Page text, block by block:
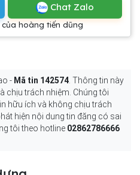
Chat Zalo
hoàng tiến dũng
- Mã tin 142574 . Thông tin này
chịu trách nhiệm. Chúng tôi
hữu ích và không chịu trách
hiện nội dung tin đăng có sai
tôi theo hotline 02862786666